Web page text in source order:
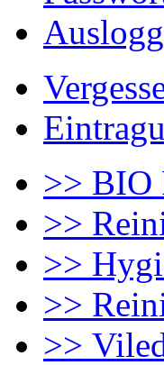
>> BIO
>>
>>
>>
>>